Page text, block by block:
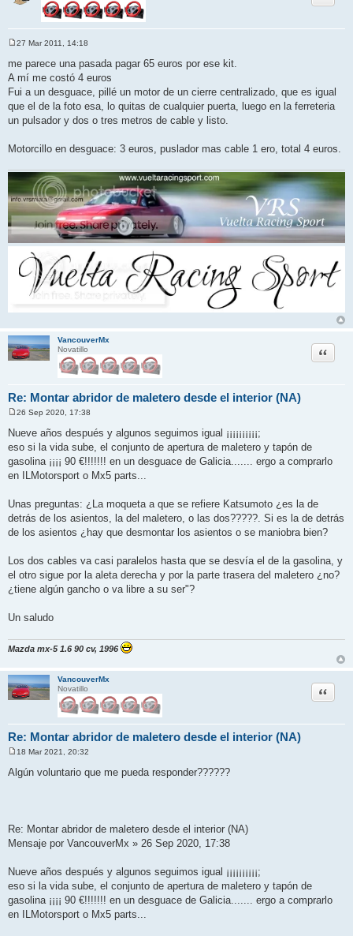
n
s
a
j
e
27 Mar 2011, 14:18
me parece una pasada pagar 65 euros por ese kit.
A mí me costó 4 euros
Fui a un desguace, pillé un motor de un cierre centralizado, que es igual
que el de la foto esa, lo quitas de cualquier puerta, luego en la ferreteria
un pulsador y dos o tres metros de cable y listo.
Motorcillo en desguace: 3 euros, puslador mas cable 1 ero, total 4 euros.
VancouverMx
Novatillo
Re: Montar abridor de maletero desde el interior (NA)
Citar
n
s
j
e
26 Sep 2020, 17:38
Nueve años después y algunos seguimos igual ¡¡¡¡¡¡¡¡¡¡;
eso si la vida sube, el conjunto de apertura de maletero y tapón de
gasolina ¡¡¡¡ 90 €!!!!!!! en un desguace de Galicia....... ergo a comprarlo
en ILMotorsport o Mx5 parts...
Unas preguntas: ¿La moqueta a que se refiere Katsumoto ¿es la de
detrás de los asientos, la del maletero, o las dos?????. Si es la de detrás
de los asientos ¿hay que desmontar los asientos o se maniobra bien?
Los dos cables va casi paralelos hasta que se desvía el de la gasolina, y
el otro sigue por la aleta derecha y por la parte trasera del maletero ¿no?
¿tiene algún gancho o va libre a su ser"?
Un saludo
Mazda mx-5 1.6 90 cv, 1996
VancouverMx
Novatillo
Re: Montar abridor de maletero desde el interior (NA)
Citar
e
n
18 Mar 2021, 20:32
Algún voluntario que me pueda responder??????
Re: Montar abridor de maletero desde el interior (NA)
Mensaje por VancouverMx » 26 Sep 2020, 17:38
Nueve años después y algunos seguimos igual ¡¡¡¡¡¡¡¡¡¡;
eso si la vida sube, el conjunto de apertura de maletero y tapón de
gasolina ¡¡¡¡ 90 €!!!!!!! en un desguace de Galicia....... ergo a comprarlo
en ILMotorsport o Mx5 parts...